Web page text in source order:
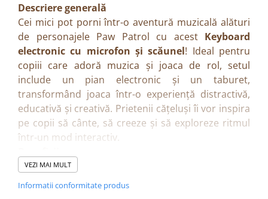
Descriere generală
Cei mici pot porni într-o aventură muzicală alături
de personajele Paw Patrol cu acest Keyboard
electronic cu microfon și scăunel! Ideal pentru
copiii care adoră muzica și joaca de rol, setul
include un pian electronic și un taburet,
transformând joaca într-o experiență distractivă,
educativă și creativă. Prietenii cățeluși îi vor inspira
pe copii să cânte, să creeze și să exploreze ritmul
într-un mod interactiv.
• Dezvoltă imaginația și exprimarea artistică
• Îmbunătățește coordonarea mână–ochi și atenția
• Ajută la înțelegerea relației cauză–efect
VEZI MAI MULT
Informatii conformitate produs